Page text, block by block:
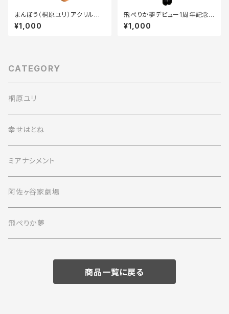
まんぼう（桐原ユリ）アクリルキ
ーホルダー（6種類）
¥1,000
飛ぺりか夢デビュー1周年記念ア
クリルキーホルダー
¥1,000
CATEGORY
桐原ユリ
幸せはとね
ミアナシメント
阿佐ヶ谷家劇場
飛ぺりか夢
商品一覧に戻る